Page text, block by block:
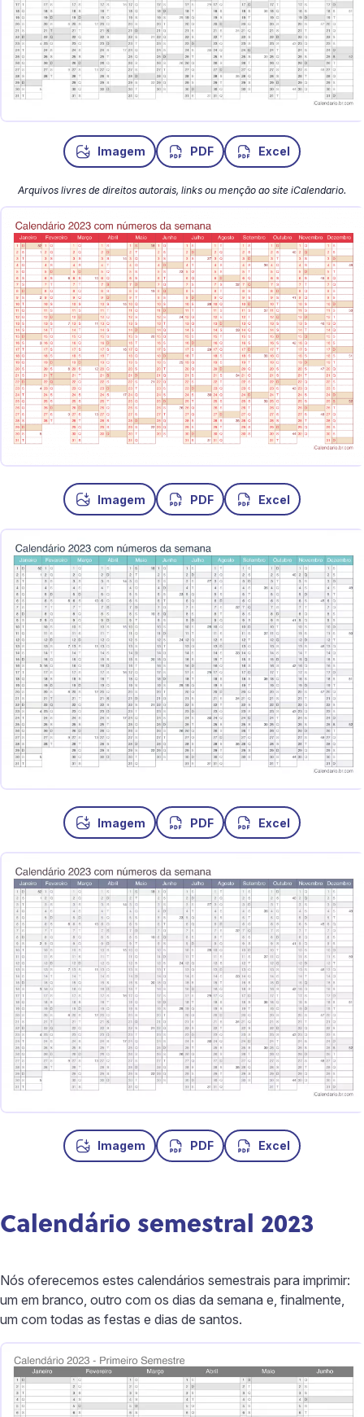
Imagem PDF Excel
Arquivos livres de direitos autorais, links ou menção ao site iCalendario.
Imagem PDF Excel
Imagem PDF Excel
Imagem PDF Excel
Calendário semestral 2023
Nós oferecemos estes calendários semestrais para imprimir:
um em branco, outro com os dias da semana e, finalmente,
um com todas as festas e dias de santos.